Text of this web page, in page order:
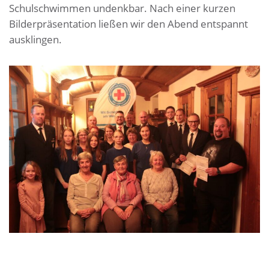
Schulschwimmen undenkbar. Nach einer kurzen
Bilderpräsentation ließen wir den Abend entspannt
ausklingen.